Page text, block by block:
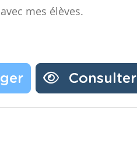
mes élèves.
Consulter